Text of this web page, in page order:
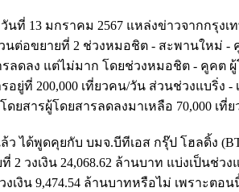
นที่ 13 มกราคม 2567 แหล่งข่าวจากกรุง
นต่อขยายที่ 2 ช่วงหมอชิต - สะพานใหม่ -
ดลง แต่ไม่มาก โดยช่วงหมอชิต - คูคต ผู้
ยู่ที่ 200,000 เที่ยวคน/วัน ส่วนช่วงแบริ่ง
ยสารผู้โดยสารลดลงมาเหลือ 70,000 เที่
ได้พูดคุยกับ บมจ.บีทีเอส กรุ๊ป โฮลดิ้ง
วงเงิน 24,068.62 ล้านบาท แบ่งเป็นช่วง
งิน 9,474.54 ล้านบาทหรือไม่ เพราะตอ